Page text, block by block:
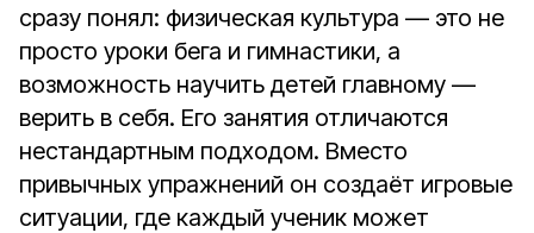
сразу понял: физическая культура — это не
просто уроки бега и гимнастики, а
возможность научить детей главному —
верить в себя. Его занятия отличаются
нестандартным подходом. Вместо
привычных упражнений он создаёт игровые
ситуации, где каждый ученик может